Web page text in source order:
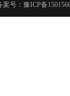
号： 豫ICP备